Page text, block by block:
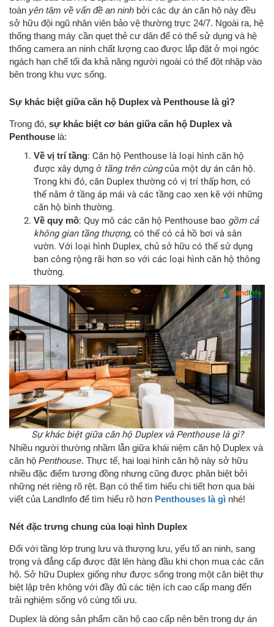
toàn yên tâm về vấn đề an ninh bởi các dự án căn hộ này đều
sở hữu đội ngũ nhân viên bảo vệ thường trực 24/7. Ngoài ra, hệ
thống thang máy cần quẹt thẻ cư dân để có thể sử dụng và hệ
thống camera an ninh chất lượng cao được lắp đặt ở mọi ngóc
ngách hạn chế tối đa khả năng người ngoài có thể đột nhập vào
bên trong khu vực sống.
Sự khác biệt giữa căn hộ Duplex và Penthouse là gì?
Trong đó, sự khác biệt cơ bản giữa căn hộ Duplex và
Penthouse là:
Về vị trí tầng: Căn hộ Penthouse là loại hình căn hộ
được xây dựng ở tầng trên cùngcủa một dự án căn hộ.
Trong khi đó, căn Duplex thường có vị trí thấp hơn, có
thể nằm ở tầng áp mái và các tầng cao xen kẽ với những
căn hộ bình thường.
Về quy mô: Quy mô các căn hộ Penthouse bao gồm cả
không gian tầng thượng, có thể có cả hồ bơi và sân
vườn. Với loại hình Duplex, chủ sở hữu có thể sử dụng
ban công rộng rãi hơn so với các loại hình căn hộ thông
thường.
Sự khác biệt giữa căn hộ Duplex và Penthouse là gì?
Nhiều người thường nhầm lẫn giữa khái niệm căn hộ Duplex và
căn hộ Penthouse. Thực tế, hai loại hình căn hộ này sở hữu
nhiều đặc điểm tương đồng nhưng cũng được phân biệt bởi
những nét riêng rõ rệt. Bạn có thể tìm hiểu chi tiết hơn qua bài
viết của LandInfo để tìm hiểu rõ hơn Penthouses là gì nhé!
Nét đặc trưng chung của loại hình Duplex
Đối với tầng lớp trung lưu và thượng lưu, yếu tố an ninh, sang
trọng và đẳng cấp được đặt lên hàng đầu khi chọn mua các căn
hộ. Sở hữu Duplex giống như được sống trong một căn biệt thự
biệt lập trên không với đầy đủ các tiện ích cao cấp mang đến
trải nghiệm sống vô cùng tối ưu.
Duplex là dòng sản phẩm căn hộ cao cấp nên bên trong dự án